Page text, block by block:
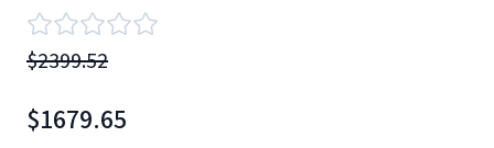
$2399.52
$1679.65